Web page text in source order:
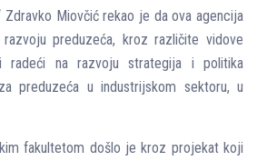
Zdravko Miovčić rekao je da ova agencija
preduzeća, kroz različite vidove
radeći na razvoju strategija i politika
preduzeća u industrijskom sektoru, u
fakultetom došlo je kroz projekat koji